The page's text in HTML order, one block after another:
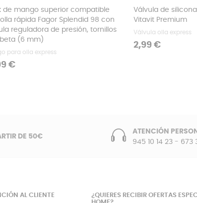
de mango superior compatible
rápida Fagor Splendid 98 con
reguladora de presión, tornillos
(6 mm)
para olla express
€
Válvula de
Vitavit Premium
Válvula olla express
Precio
2,99 €
DE 50€
ATENCIÓN
945 10 14 23 - 673
AL CLIENTE
¿QUIERES RECIBIR OFERTAS